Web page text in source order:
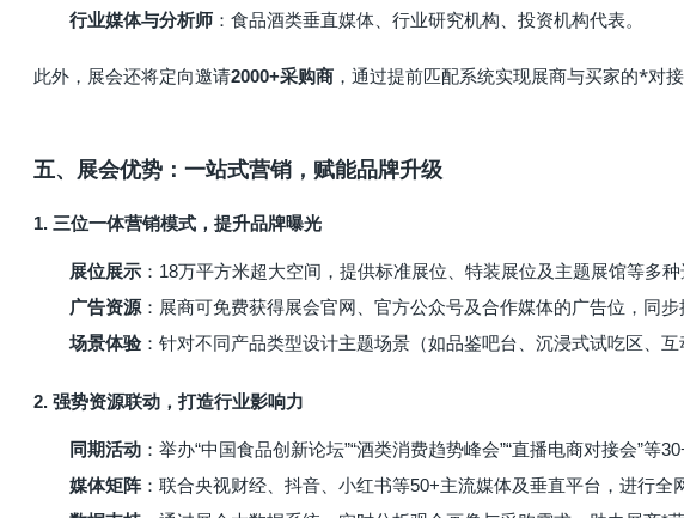
行业媒体与分析师 ：食品酒类垂直媒体、行业研究机构、投资机构代表。
此外，展会还将定向邀请2000+采购商 ，通过提前匹配系统实现展商与买家的*对
五、展会优势：一站式营销，赋能品牌升级
1. 三位一体营销模式，提升品牌曝光
展位展示 ：18万平方米超大空间，提供标准展位、特装展位及主题展馆等多
广告资源 ：展商可免费获得展会官网、官方公众号及合作媒体的广告位，同步
场景体验：针对不同产品类型设计主题场景（如品鉴吧台、沉浸式试吃区、
2. 强势资源联动，打造行业影响力
同期活动 ：举办“中国食品创新论坛”“酒类消费趋势峰会”“直播电商对接会”等
媒体矩阵：联合央视财经、抖音、小红书等50+主流媒体及垂直平台，进行全